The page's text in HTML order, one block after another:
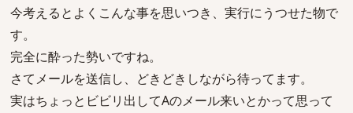
今考えるとよくこんな事を思いつき、実行にうつせた物で
す。
完全に酔った勢いですね。
さてメールを送信し、どきどきしながら待ってます。
実はちょっとビビリ出してAのメール来いとかって思って